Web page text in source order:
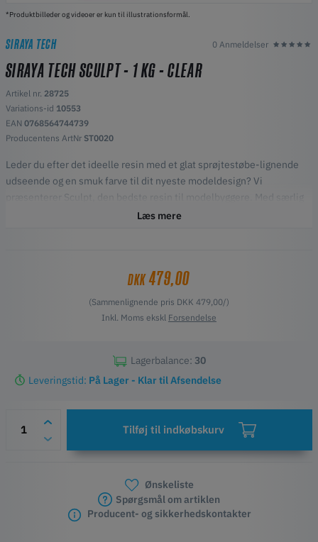
*Produktbilleder og videoer er kun til illustrationsformål.
SIRAYA TECH 0 Anmeldelser
SIRAYA TECH SCULPT - 1 KG - CLEAR
Artikel nr. 28725
Variations-id 10553
EAN 0768564744739
Producentens ArtNr ST0020
Leder du efter det ideelle resin med et glat sprøjtestøbe-lignende
udseende og en smuk farve til dit nyeste modeldesign? Vi
præsenterer Sculpt, den bedste resin til modelbyggere. Med særlig
formel med høj temperaturbestandighed.
Læs mere
DKK479,00
(Sammenlignende pris DKK 479,00/)
Inkl. Moms ekskl Forsendelse
Lagerbalance: 30
Leveringstid: På Lager - Klar til Afsendelse
Tilføj til indkøbskurv
Ønskeliste
Spørgsmål om artiklen
Producent- og sikkerhedskontakter